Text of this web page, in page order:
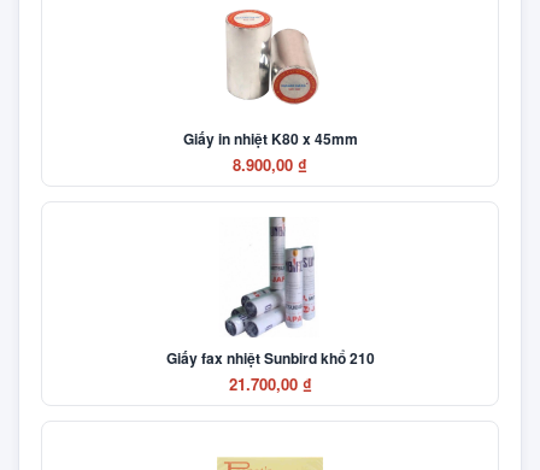
Giấy in nhiệt K80 x 45mm
8.900,00 ₫
Giấy fax nhiệt Sunbird khổ 210
21.700,00 ₫